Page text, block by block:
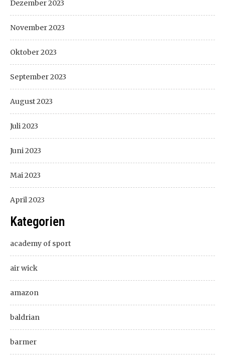
Dezember 2023
November 2023
Oktober 2023
September 2023
August 2023
Juli 2023
Juni 2023
Mai 2023
April 2023
Kategorien
academy of sport
air wick
amazon
baldrian
barmer